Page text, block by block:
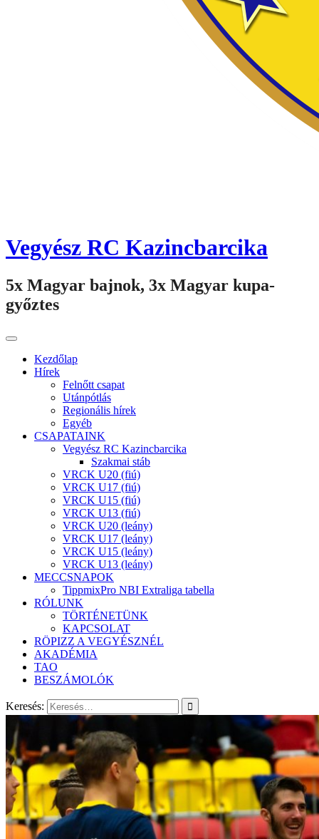
Vegyész RC Kazincbarcika
5x Magyar bajnok, 3x Magyar kupa-
győztes
Kezdőlap
Hírek
Felnőtt csapat
Utánpótlás
Regionális hírek
Egyéb
CSAPATAINK
Vegyész RC Kazincbarcika
Szakmai stáb
VRCK U20 (fiú)
VRCK U17 (fiú)
VRCK U15 (fiú)
VRCK U13 (fiú)
VRCK U20 (leány)
VRCK U17 (leány)
VRCK U15 (leány)
VRCK U13 (leány)
MECCSNAPOK
TippmixPro NBI Extraliga tabella
RÓLUNK
TÖRTÉNETÜNK
KAPCSOLAT
RÖPIZZ A VEGYÉSZNÉL
AKADÉMIA
TAO
BESZÁMOLÓK
Keresés: